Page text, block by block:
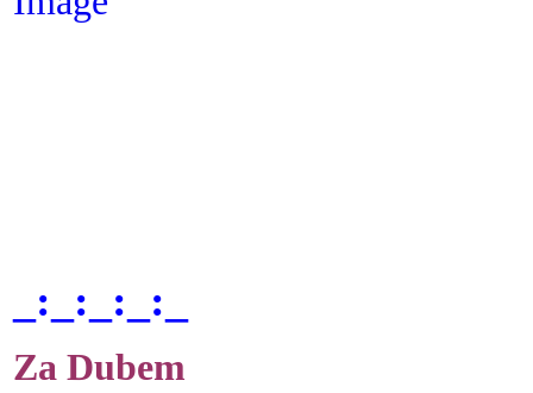
_:_:_:_:_
Za Dubem